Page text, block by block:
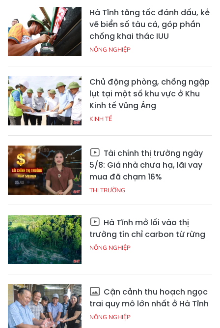
Hà Tĩnh tăng tốc đánh dấu, kẻ
vẽ biển số tàu cá, góp phần
chống khai thác IUU
NÔNG NGHIỆP
Chủ động phòng, chống ngập
lụt tại một số khu vực ở Khu
Kinh tế Vũng Áng
KINH TẾ
Tài chính thị trường ngày
5/8: Giá nhà chưa hạ, lãi vay
mua đã chạm 16%
THỊ TRƯỜNG
Hà Tĩnh mở lối vào thị
trường tín chỉ carbon từ rừng
NÔNG NGHIỆP
Cận cảnh thu hoạch ngọc
trai quy mô lớn nhất ở Hà Tĩnh
NÔNG NGHIỆP